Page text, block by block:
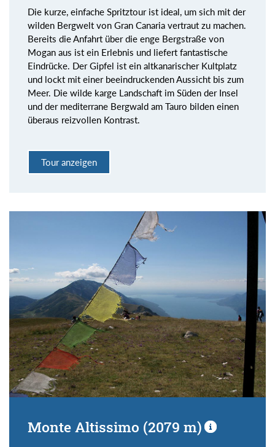
Die kurze, einfache Spritztour ist ideal, um sich mit der
wilden Bergwelt von Gran Canaria vertraut zu machen.
Bereits die Anfahrt über die enge Bergstraße von
Mogan aus ist ein Erlebnis und liefert fantastische
Eindrücke. Der Gipfel ist ein altkanarischer Kultplatz
und lockt mit einer beeindruckenden Aussicht bis zum
Meer. Die wilde karge Landschaft im Süden der Insel
und der mediterrane Bergwald am Tauro bilden einen
überaus reizvollen Kontrast.
Tour anzeigen
Monte Altissimo (2079 m)